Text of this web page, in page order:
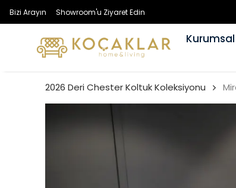
Bizi Arayın Showroom'u Ziyaret Edin
Kurumsal
2026 Deri Chester Koltuk Koleksiyonu